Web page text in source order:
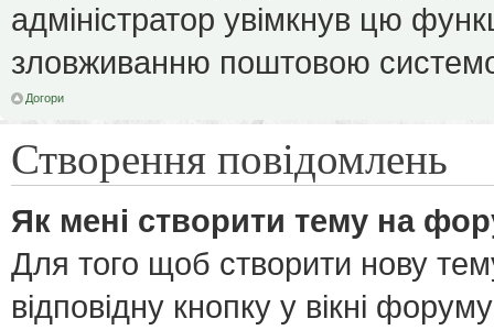
адміністратор увімкнув цю
зловживанню поштовою
Догори
Створення повідомлень
Як мені створити тему на
Для того щоб створити нову
відповідну кнопку у вікні